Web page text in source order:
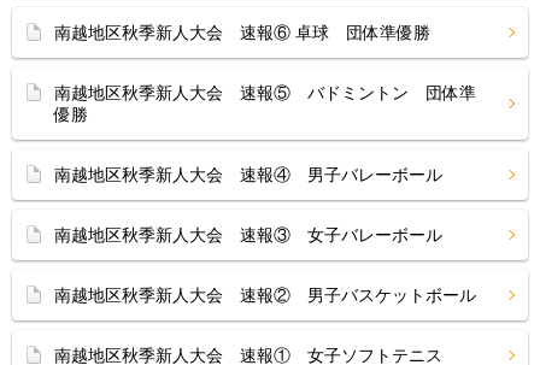
南越地区秋季新人大会 速報⑥ 卓球 団体準優勝
南越地区秋季新人大会 速報⑤ バドミントン 団体準
優勝
南越地区秋季新人大会 速報④ 男子バレーボール
南越地区秋季新人大会 速報③ 女子バレーボール
南越地区秋季新人大会 速報② 男子バスケットボール
南越地区秋季新人大会 速報① 女子ソフトテニス